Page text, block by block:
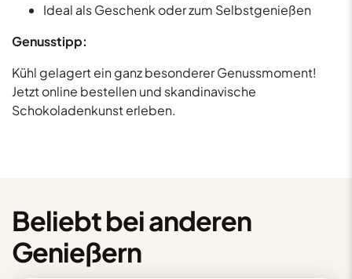
Ideal als Geschenk oder zum Selbstgenießen
Genusstipp:
Kühl gelagert ein ganz besonderer Genussmoment!
Jetzt online bestellen und skandinavische
Schokoladenkunst erleben.
Beliebt bei anderen
Genießern